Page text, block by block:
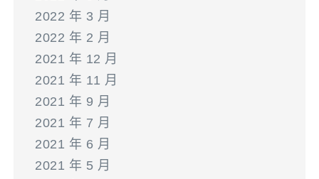
2022 年 3 月
2022 年 2 月
2021 年 12 月
2021 年 11 月
2021 年 9 月
2021 年 7 月
2021 年 6 月
2021 年 5 月